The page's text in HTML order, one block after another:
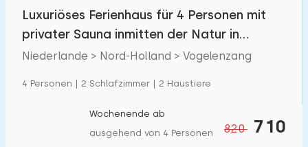
Ladestation Auto
€ 0 — € 1000+
Luxuriöses Ferienhaus für 4 Personen mit
privater Sauna inmitten der Natur in
Nordholland
Niederlande > Nord-Holland > Vogelenzang
4 Personen | 2 Schlafzimmer | 2 Haustiere
820 710
Wochenende ab
ausgehend von 4 Personen